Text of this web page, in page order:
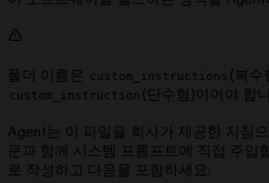
폴더 이름은 custom_instructions (복수
custom_instruction (단수형)이어야 합
Agent는 이 파일을 회사가 제공한 지침
문과 함께 시스템 프롬프트에 직접 주입
로 작성하고 다음을 포함하세요: